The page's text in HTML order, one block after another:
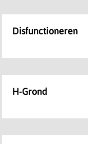
Disfunctioneren
H-Grond